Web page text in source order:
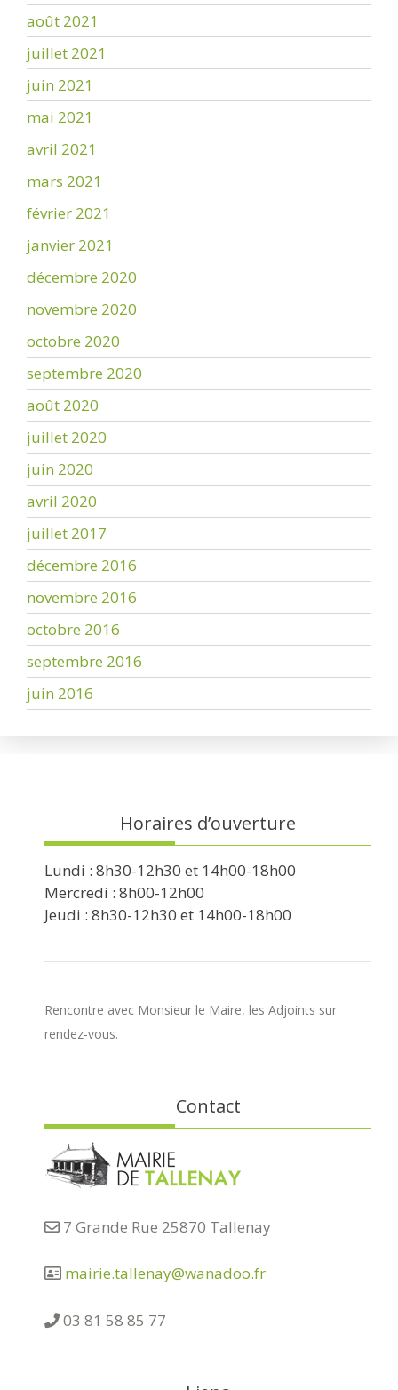
août 2021
juillet 2021
juin 2021
mai 2021
avril 2021
mars 2021
février 2021
janvier 2021
décembre 2020
novembre 2020
octobre 2020
septembre 2020
août 2020
juillet 2020
juin 2020
avril 2020
juillet 2017
décembre 2016
novembre 2016
octobre 2016
septembre 2016
juin 2016
Horaires d’ouverture
Lundi : 8h30-12h30 et 14h00-18h00
Mercredi : 8h00-12h00
Jeudi : 8h30-12h30 et 14h00-18h00
Rencontre avec Monsieur le Maire, les Adjoints sur
rendez-vous.
Contact
7 Grande Rue 25870 Tallenay
mairie.tallenay@wanadoo.fr
03 81 58 85 77